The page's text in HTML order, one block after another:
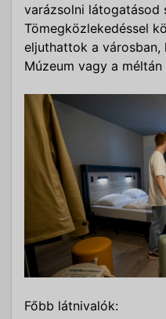
varázsolni látogatásod
Tömegközlekedéssel
eljuthattok a városban,
Múzeum vagy a méltán
Főbb látnivalók: